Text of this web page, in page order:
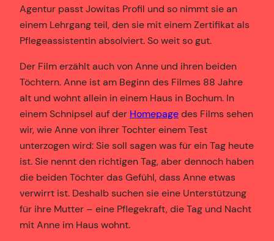
Agentur passt Jowitas Profil und so nimmt sie an
einem Lehrgang teil, den sie mit einem Zertifikat als
Pflegeassistentin absolviert. So weit so gut.
Der Film erzählt auch von Anne und ihren beiden
Töchtern. Anne ist am Beginn des Filmes 88 Jahre
alt und wohnt allein in einem Haus in Bochum. In
einem Schnipsel auf der Homepagedes Films sehen
wir, wie Anne von ihrer Tochter einem Test
unterzogen wird: Sie soll sagen was für ein Tag heute
ist. Sie nennt den richtigen Tag, aber dennoch haben
die beiden Töchter das Gefühl, dass Anne etwas
verwirrt ist. Deshalb suchen sie eine Unterstützung
für ihre Mutter – eine Pflegekraft, die Tag und Nacht
mit Anne im Haus wohnt.